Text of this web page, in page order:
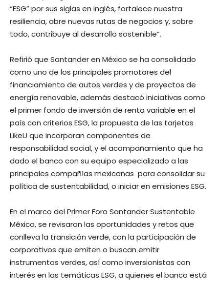
“ESG” por sus siglas en inglés, fortalece nuestra
resiliencia, abre nuevas rutas de negocios y, sobre
todo, contribuye al desarrollo sostenible”.
Refirió que Santander en México se ha consolidado
como uno de los principales promotores del
financiamiento de autos verdes y de proyectos de
energía renovable, además destacó iniciativas como
el primer fondo de inversión de renta variable en el
país con criterios ESG, la propuesta de las tarjetas
LikeU que incorporan componentes de
responsabilidad social, y el acompañamiento que ha
dado el banco con su equipo especializado a las
principales compañías mexicanas para consolidar su
política de sustentabilidad, o iniciar en emisiones ESG.
En el marco del Primer Foro Santander Sustentable
México, se revisaron las oportunidades y retos que
conlleva la transición verde, con la participación de
corporativos que emiten o buscan emitir
instrumentos verdes, así como inversionistas con
interés en las temáticas ESG, a quienes el banco está